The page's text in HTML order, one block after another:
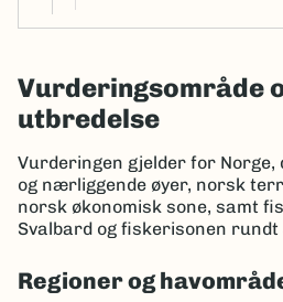
Vurderingsområde
utbredelse
Vurderingen gjelder for Norge,
og nærliggende øyer, norsk
norsk økonomisk sone, samt
Svalbard og fiskerisonen rundt
Regioner og